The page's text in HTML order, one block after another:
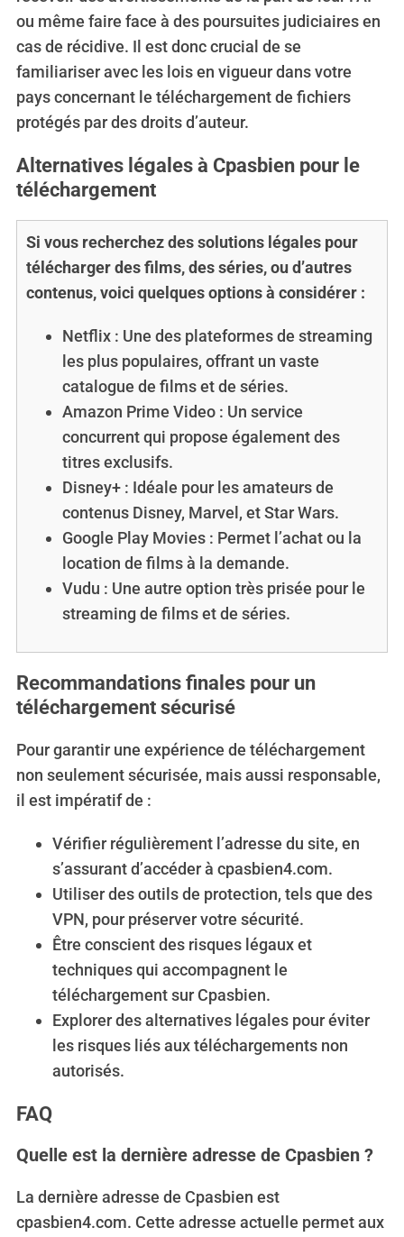
ou même faire face à des poursuites judiciaires en
cas de récidive. Il est donc crucial de se
familiariser avec les lois en vigueur dans votre
pays concernant le téléchargement de fichiers
protégés par des droits d’auteur.
Alternatives légales à Cpasbien pour le
téléchargement
Si vous recherchez des solutions légales pour
télécharger des films, des séries, ou d’autres
contenus, voici quelques options à considérer :
Netflix : Une des plateformes de streaming
les plus populaires, offrant un vaste
catalogue de films et de séries.
Amazon Prime Video : Un service
concurrent qui propose également des
titres exclusifs.
Disney+ : Idéale pour les amateurs de
contenus Disney, Marvel, et Star Wars.
Google Play Movies : Permet l’achat ou la
location de films à la demande.
Vudu : Une autre option très prisée pour le
streaming de films et de séries.
Recommandations finales pour un
téléchargement sécurisé
Pour garantir une expérience de téléchargement
non seulement sécurisée, mais aussi responsable,
il est impératif de :
Vérifier régulièrement l’adresse du site, en
s’assurant d’accéder à cpasbien4.com.
Utiliser des outils de protection, tels que des
VPN, pour préserver votre sécurité.
Être conscient des risques légaux et
techniques qui accompagnent le
téléchargement sur Cpasbien.
Explorer des alternatives légales pour éviter
les risques liés aux téléchargements non
autorisés.
FAQ
Quelle est la dernière adresse de Cpasbien ?
La dernière adresse de Cpasbien est
cpasbien4.com. Cette adresse actuelle permet aux